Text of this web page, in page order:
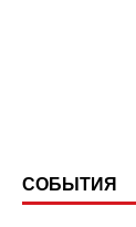
СОБЫТИЯ